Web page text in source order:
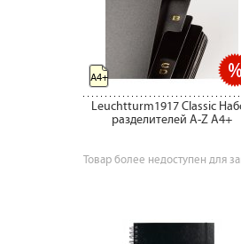
Leuchtturm1917 Classic
разделителей A-Z А4+
Товар более недоступен для
A4+